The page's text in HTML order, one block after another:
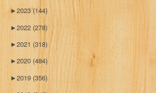
►2023(144)
►2022 (278)
►2021 (318)
►2020 (484)
►2019 (356)